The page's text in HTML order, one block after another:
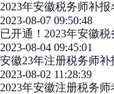
2023年安徽税务师补
2023-08-07 09:50:48
已开通！2023年安徽
2023-08-04 09:45:01
安徽23年注册税务师
2023-08-02 11:28:39
2023年安徽注册税务